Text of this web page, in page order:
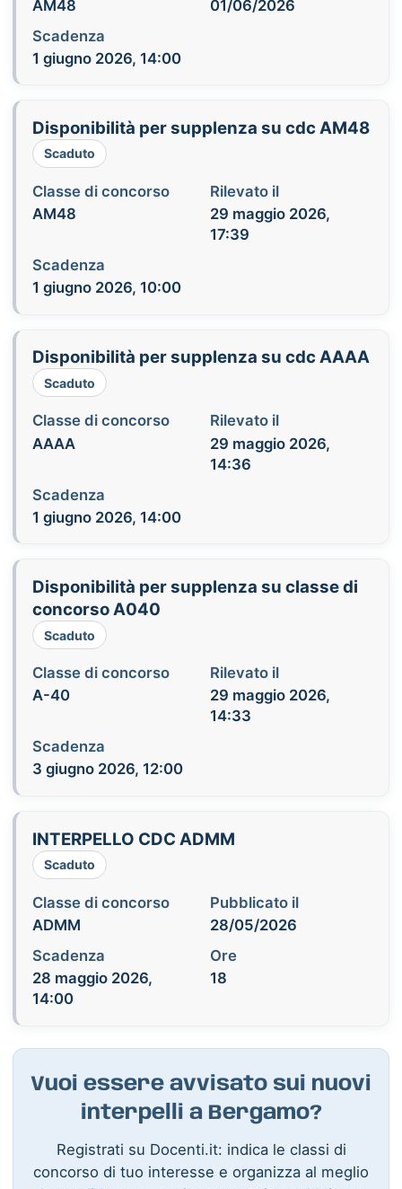
AM48
01/06/2026
Scadenza
1 giugno 2026, 14:00
Disponibilità per supplenza su cdc AM48
Scaduto
Classe di concorso
AM48
Rilevato il
29 maggio 2026,
17:39
Scadenza
1 giugno 2026, 10:00
Disponibilità per supplenza su cdc AAAA
Scaduto
Classe di concorso
AAAA
Rilevato il
29 maggio 2026,
14:36
Scadenza
1 giugno 2026, 14:00
Disponibilità per supplenza su classe di
concorso A040
Scaduto
Classe di concorso
A-40
Rilevato il
29 maggio 2026,
14:33
Scadenza
3 giugno 2026, 12:00
INTERPELLO CDC ADMM
Scaduto
Classe di concorso
ADMM
Pubblicato il
28/05/2026
Scadenza
28 maggio 2026,
14:00
Ore
18
Vuoi essere avvisato sui nuovi
interpelli a Bergamo?
Registrati su Docenti.it: indica le classi di
concorso di tuo interesse e organizza al meglio